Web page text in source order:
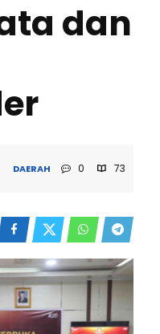
dan
DAERAH 0 73